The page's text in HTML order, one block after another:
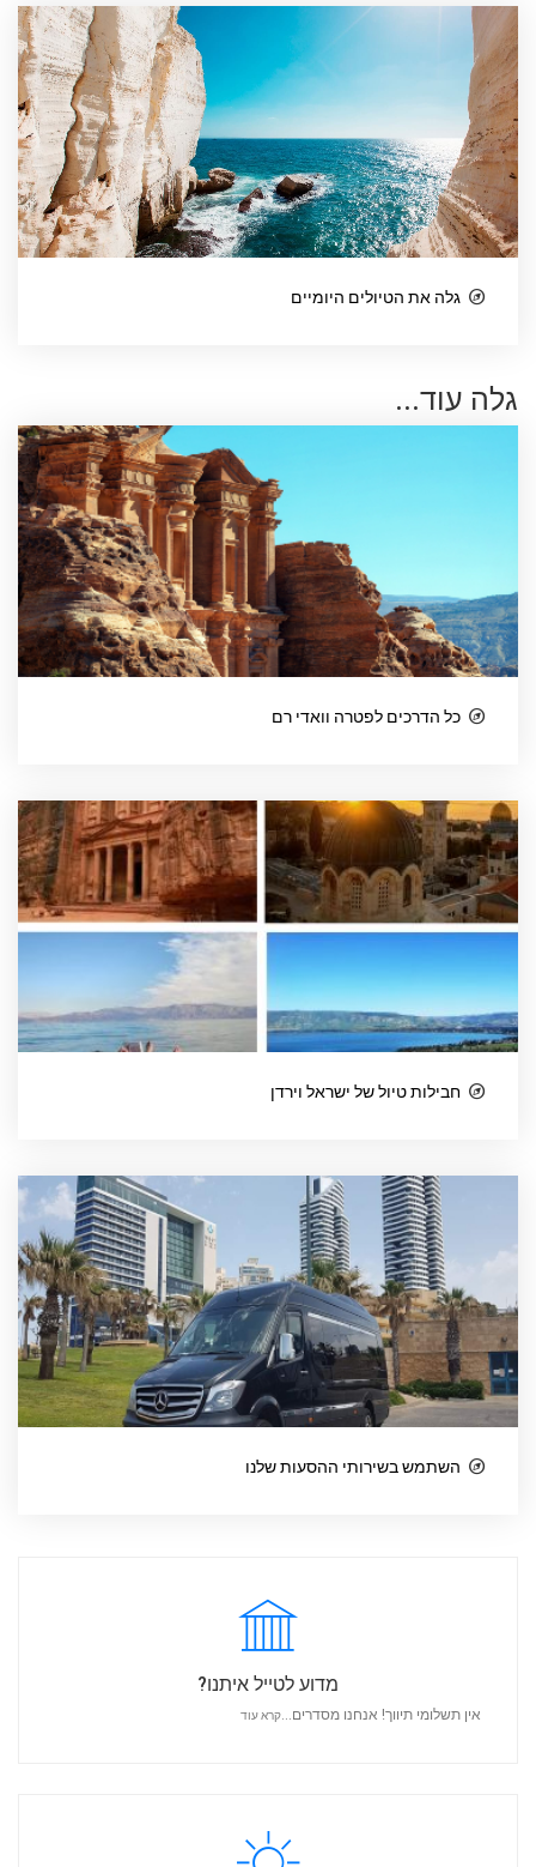
גלה את הטיולים היומיים
גלה עוד...
כל הדרכים לפטרה וואדי רם
חבילות טיול של ישראל וירדן
השתמש בשירותי ההסעות שלנו
מדוע לטייל איתנו?
אין תשלומי תיווך! אנחנו מסדרים... קרא עוד